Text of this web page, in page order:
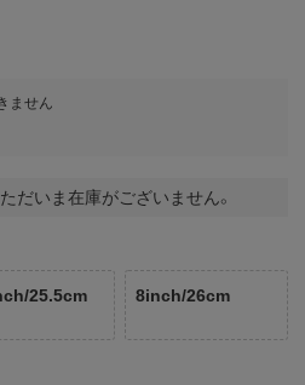
ません
だいま在庫がございません。
25.5cm 8inch/26cm